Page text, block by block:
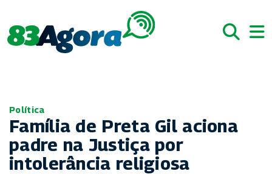
Política
Família de Preta Gil aciona
padre na Justiça por
intolerância religiosa